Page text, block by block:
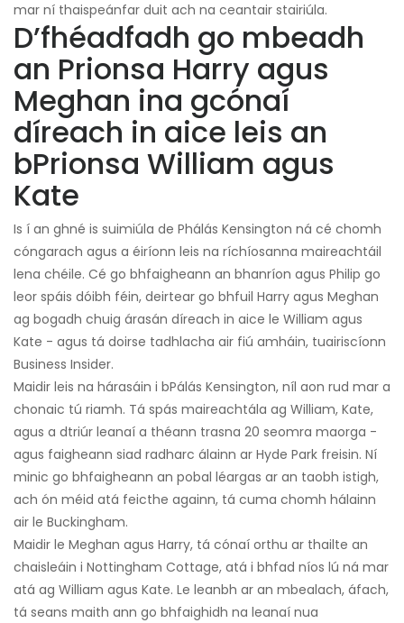
mar ní thaispeánfar duit ach na ceantair stairiúla.
D’fhéadfadh go mbeadh
an Prionsa Harry agus
Meghan ina gcónaí
díreach in aice leis an
bPrionsa William agus
Kate
Is í an ghné is suimiúla de Phálás Kensington ná cé chomh
cóngarach agus a éiríonn leis na ríchíosanna maireachtáil
lena chéile. Cé go bhfaigheann an bhanríon agus Philip go
leor spáis dóibh féin, deirtear go bhfuil Harry agus Meghan
ag bogadh chuig árasán díreach in aice le William agus
Kate - agus tá doirse tadhlacha air fiú amháin, tuairiscíonn
Business Insider.
Maidir leis na hárasáin i bPálás Kensington, níl aon rud mar a
chonaic tú riamh. Tá spás maireachtála ag William, Kate,
agus a dtriúr leanaí a théann trasna 20 seomra maorga -
agus faigheann siad radharc álainn ar Hyde Park freisin. Ní
minic go bhfaigheann an pobal léargas ar an taobh istigh,
ach ón méid atá feicthe againn, tá cuma chomh hálainn
air le Buckingham.
Maidir le Meghan agus Harry, tá cónaí orthu ar thailte an
chaisleáin i Nottingham Cottage, atá i bhfad níos lú ná mar
atá ag William agus Kate. Le leanbh ar an mbealach, áfach,
tá seans maith ann go bhfaighidh na leanaí nua